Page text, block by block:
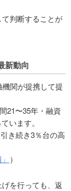
判断することが
新動向
関が提携して提
21〜35年・融資
います。
き続き3％台の高
）
を行っても、返